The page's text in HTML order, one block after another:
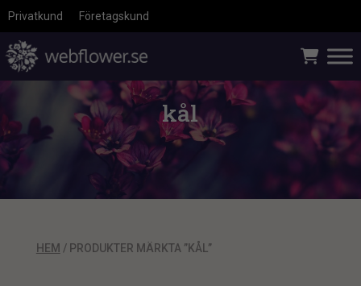
Privatkund Företagskund
kål
HEM / PRODUKTER MÄRKTA ”KÅL”